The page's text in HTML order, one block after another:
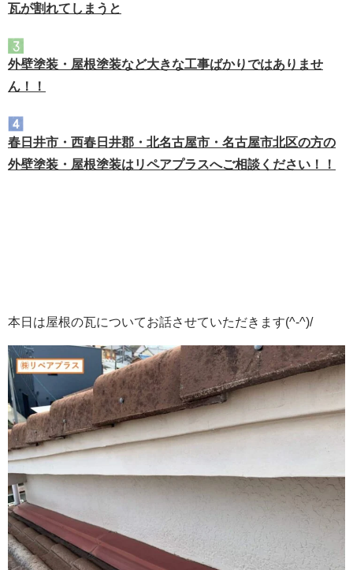
瓦が割れてしまうと
外壁塗装・屋根塗装など大きな工事ばかりではありませ
ん！！
春日井市・西春日井郡・北名古屋市・名古屋市北区の方の
外壁塗装・屋根塗装はリペアプラスへご相談ください！！
本日は屋根の瓦についてお話させていただきます(^-^)/